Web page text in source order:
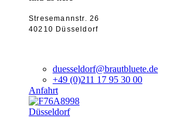
Stresemannstr. 26
40210 Düsseldorf
duesseldorf@brautbluete.de
+49 (0)211 17 95 30 00
Anfahrt
Düsseldorf